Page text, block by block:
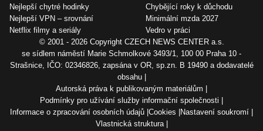
Nejlepší chytré hodinky
Nejlepší VPN – srovnání
Netflix filmy a seriály
Chybějící roky k důchodu
Minimální mzda 2027
Vedro v práci
© 2001 - 2026 Copyright CZECH NEWS CENTER a.s.
se sídlem náměstí Marie Schmolkové 3493/1, 100 00 Praha 10 -
Strašnice, IČO: 02346826, zapsána v OR, sp.zn. B 19490 a dodavatelé
obsahu
Autorská práva k publikovaným materiálům
Podmínky pro užívání služby informační společnosti
Informace o zpracování osobních údajů Cookies Nastavení soukromí
Vlastnická struktura